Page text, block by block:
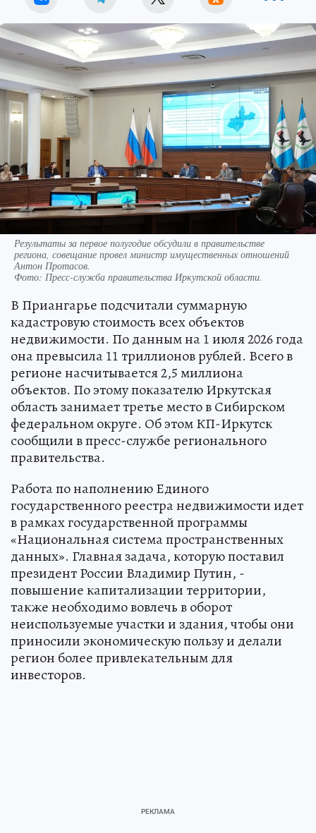
Результаты за первое полугодие обсудили в правительстве
региона, совещание провел министр имущественных отношений
Антон Протасов.
Фото: Пресс-служба правительства Иркутской области.
В Приангарье подсчитали суммарную
кадастровую стоимость всех объектов
недвижимости. По данным на 1 июля 2026 года
она превысила 11 триллионов рублей. Всего в
регионе насчитывается 2,5 миллиона
объектов. По этому показателю Иркутская
область занимает третье место в Сибирском
федеральном округе. Об этом КП-Иркутск
сообщили в пресс-службе регионального
правительства.
Работа по наполнению Единого
государственного реестра недвижимости идет
в рамках государственной программы
«Национальная система пространственных
данных». Главная задача, которую поставил
президент России Владимир Путин, -
повышение капитализации территории,
также необходимо вовлечь в оборот
неиспользуемые участки и здания, чтобы они
приносили экономическую пользу и делали
регион более привлекательным для
инвесторов.